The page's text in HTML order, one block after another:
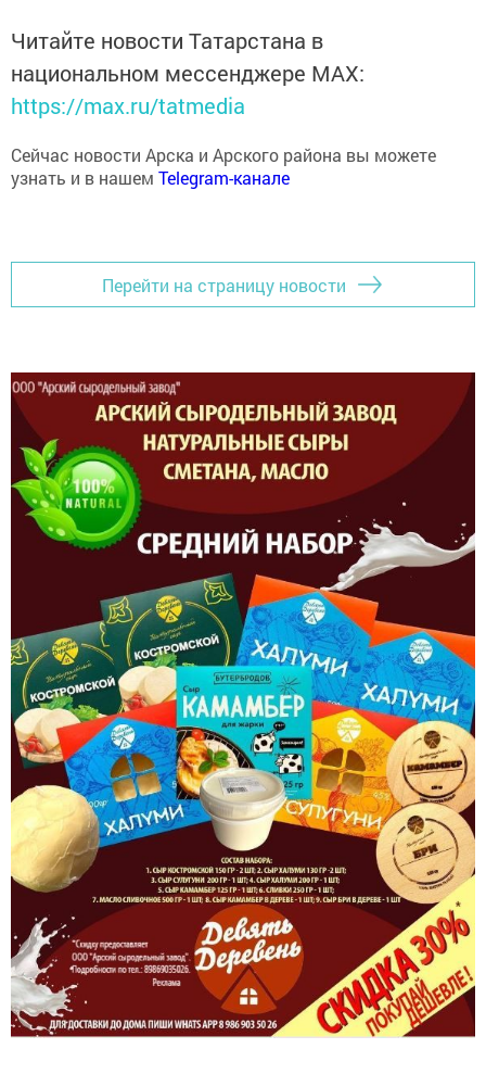
Читайте новости Татарстана в
национальном мессенджере MАХ:
https://max.ru/tatmedia
узнать и в нашемTelegram-канале
Перейти на страницу новости